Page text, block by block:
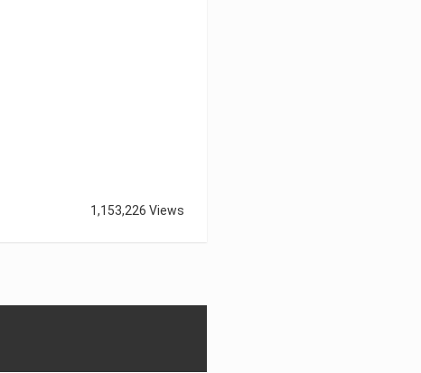
1,153,226 Views